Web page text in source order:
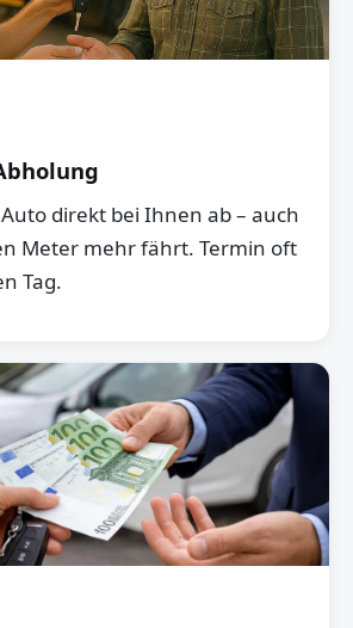
direkt bei Ihnen ab – auch
Meter mehr fährt. Termin oft
Tag.